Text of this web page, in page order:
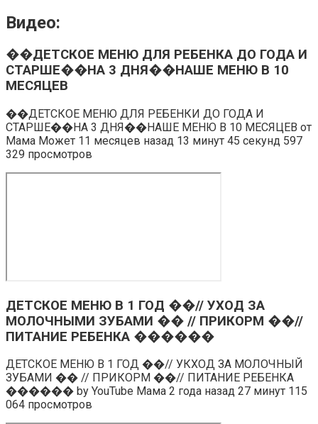
Видео:
��ДЕТСКОЕ МЕНЮ ДЛЯ РЕБЕНКА ДО ГОДА И
СТАРШЕ��НА 3 ДНЯ��НАШЕ МЕНЮ В 10
МЕСЯЦЕВ
��ДЕТСКОЕ МЕНЮ ДЛЯ РЕБЕНКИ ДО ГОДА И
СТАРШЕ��НА 3 ДНЯ��НАШЕ МЕНЮ В 10 МЕСЯЦЕВ от
Мама Может 11 месяцев назад 13 минут 45 секунд 597
329 просмотров
ДЕТСКОЕ МЕНЮ В 1 ГОД ��// УХОД ЗА
МОЛОЧНЫМИ ЗУБАМИ �� // ПРИКОРМ ��//
ПИТАНИЕ РЕБЕНКА ������
ДЕТСКОЕ МЕНЮ В 1 ГОД ��// УКХОД ЗА МОЛОЧНЫЙ
ЗУБАМИ �� // ПРИКОРМ ��// ПИТАНИЕ РЕБЕНКА
������ by YouTube Мама 2 года назад 27 минут 115
064 просмотров